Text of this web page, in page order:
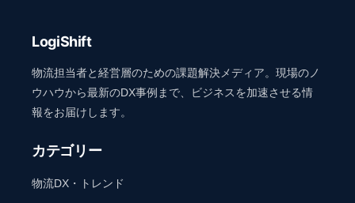
LogiShift
物流担当者と経営層のための課題解決メディア。現場のノ
ウハウから最新のDX事例まで、ビジネスを加速させる情
報をお届けします。
カテゴリー
物流DX・トレンド